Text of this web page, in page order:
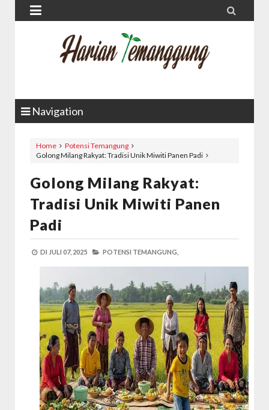
 
Navigation
Home
Potensi Temangung
Golong Milang Rakyat: Tradisi Unik Miwiti Panen Padi
Golong Milang Rakyat:
Tradisi Unik Miwiti Panen
Padi
DI JULI 07, 2025 POTENSI TEMANGUNG,